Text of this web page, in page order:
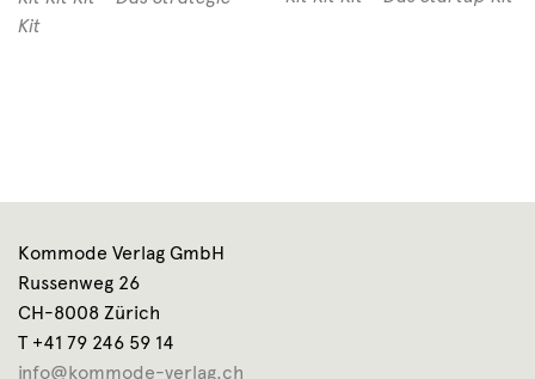
Kit
Kommode Verlag GmbH
Russenweg 26
CH-8008 Zürich
T +41 79 246 59 14
info@kommode-verlag.ch